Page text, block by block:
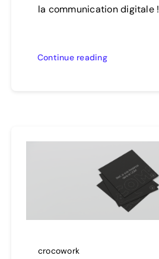
la communication digitale !
Continue reading
crocowork